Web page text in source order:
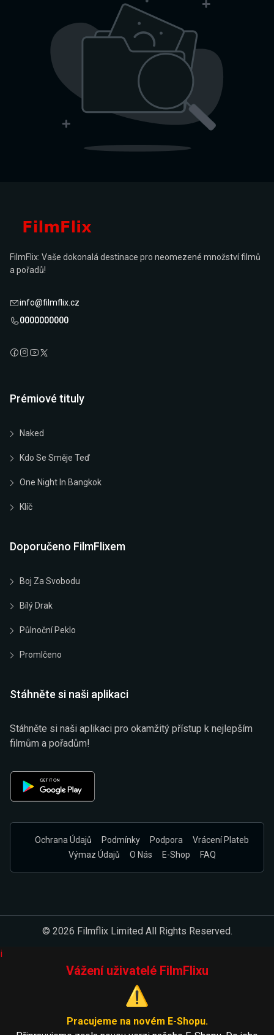
FilmFlix: Vaše dokonalá destinace pro neomezené množství filmů
a pořadů!
info@filmflix.cz
0000000000
Prémiové tituly
Naked
Kdo Se Směje Teď
One Night In Bangkok
Klíč
Doporučeno FilmFlixem
Boj Za Svobodu
Bílý Drak
Půlnoční Peklo
Promlčeno
Stáhněte si naši aplikaci
Stáhněte si naši aplikaci pro okamžitý přístup k nejlepším
filmům a pořadům!
Ochrana Údajů Podmínky Podpora
Vrácení Plateb
Výmaz Údajů
O Nás E-Shop FAQ
© 2026 Filmflix Limited All Rights Reserved.
i
Vážení uživatelé FilmFlixu
⚠️
Pracujeme na novém E-Shopu.